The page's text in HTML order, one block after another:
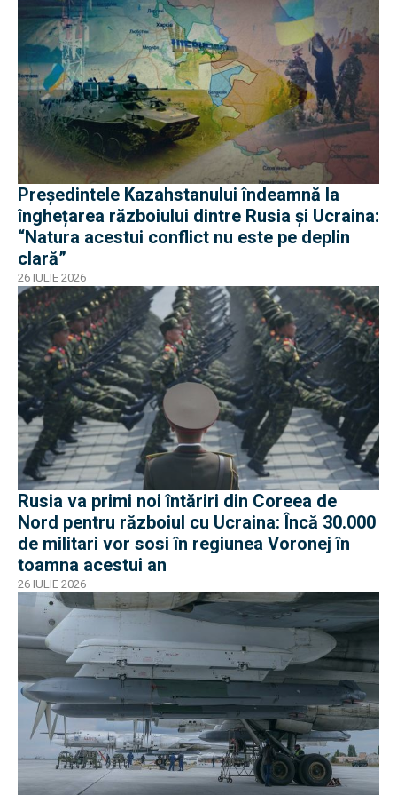
Președintele Kazahstanului îndeamnă la
înghețarea războiului dintre Rusia și Ucraina:
“Natura acestui conflict nu este pe deplin
clară”
26 IULIE 2026
Rusia va primi noi întăriri din Coreea de
Nord pentru războiul cu Ucraina: Încă 30.000
de militari vor sosi în regiunea Voronej în
toamna acestui an
26 IULIE 2026